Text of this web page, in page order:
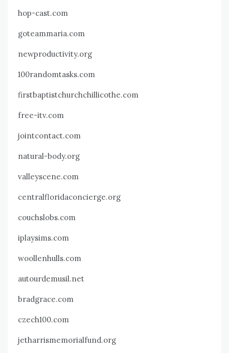
hop-cast.com
goteammaria.com
newproductivity.org
100randomtasks.com
firstbaptistchurchchillicothe.com
free-itv.com
jointcontact.com
natural-body.org
valleyscene.com
centralfloridaconcierge.org
couchslobs.com
iplaysims.com
woollenhulls.com
autourdemusil.net
bradgrace.com
czech100.com
jetharrismemorialfund.org